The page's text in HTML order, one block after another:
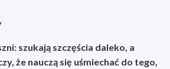
szukają szczęścia daleko, a
że nauczą się uśmiechać do tego,